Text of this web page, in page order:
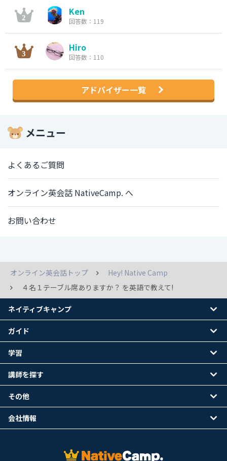
Ken
回答数：119
Hiro
回答数：110
アドバイザー一覧
メニュー
よくあるご質問
オンライン英会話 NativeCamp. へ
お問い合わせ
オンライン英会話トップ
Hey! Native Camp
４名１テーブル席ありますか？ を英語で教えて!
ネイティブキャンプ
ガイド
学習
講師を探す
その他
会社情報